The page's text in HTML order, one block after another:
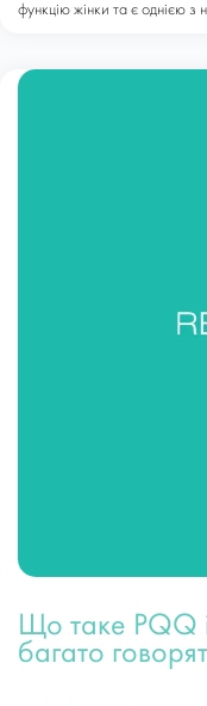
функцію жінки та є однією з
Що таке PQQ
багато